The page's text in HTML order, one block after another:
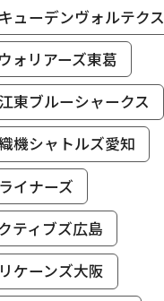
ューデンヴォルテクス
ォリアーズ東葛
東ブルーシャークス
機シャトルズ愛知
イナーズ
ティブズ広島
ケーンズ大阪